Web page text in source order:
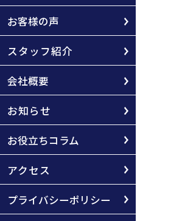
お客様の声
スタッフ紹介
会社概要
お知らせ
お役立ちコラム
アクセス
プライバシーポリシー